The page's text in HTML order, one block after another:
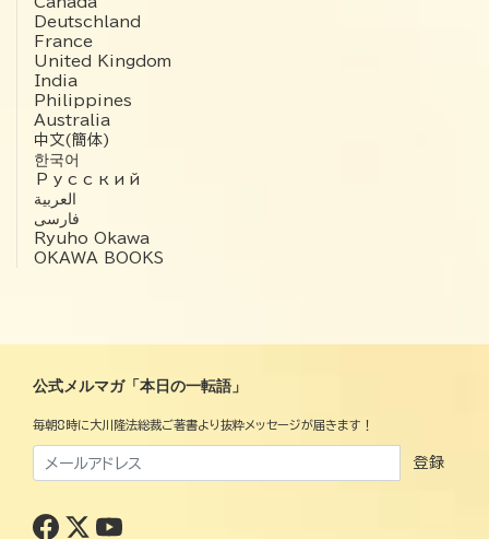
Deutschland
France
United Kingdom
India
Philippines
Australia
中文(簡体)
한국어
Русский
العربية‏
فارسی
Ryuho Okawa
OKAWA BOOKS
公式メルマガ「本日の一転語」
毎朝8時に大川隆法総裁ご著書より抜粋メッセージが届きます！
登録